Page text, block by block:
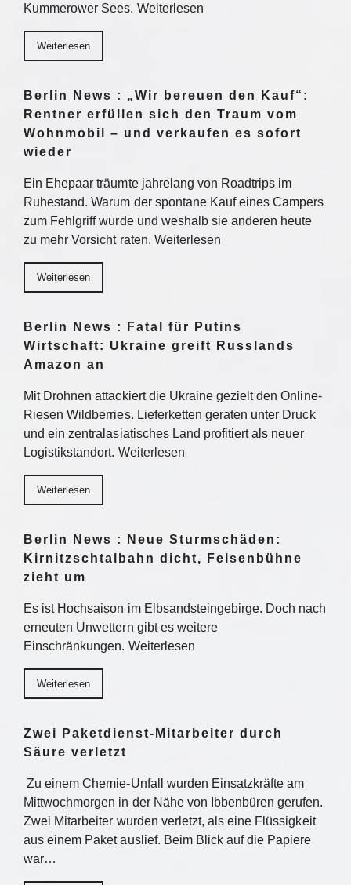
Kummerower Sees. Weiterlesen
Weiterlesen
Berlin News : „Wir bereuen den Kauf“:
Rentner erfüllen sich den Traum vom
Wohnmobil – und verkaufen es sofort
wieder
Ein Ehepaar träumte jahrelang von Roadtrips im
Ruhestand. Warum der spontane Kauf eines Campers
zum Fehlgriff wurde und weshalb sie anderen heute
zu mehr Vorsicht raten. Weiterlesen
Weiterlesen
Berlin News : Fatal für Putins
Wirtschaft: Ukraine greift Russlands
Amazon an
Mit Drohnen attackiert die Ukraine gezielt den Online-
Riesen Wildberries. Lieferketten geraten unter Druck
und ein zentralasiatisches Land profitiert als neuer
Logistikstandort. Weiterlesen
Weiterlesen
Berlin News : Neue Sturmschäden:
Kirnitzschtalbahn dicht, Felsenbühne
zieht um
Es ist Hochsaison im Elbsandsteingebirge. Doch nach
erneuten Unwettern gibt es weitere
Einschränkungen. Weiterlesen
Weiterlesen
Zwei Paketdienst-Mitarbeiter durch
Säure verletzt
Zu einem Chemie-Unfall wurden Einsatzkräfte am
Mittwochmorgen in der Nähe von Ibbenbüren gerufen.
Zwei Mitarbeiter wurden verletzt, als eine Flüssigkeit
aus einem Paket auslief. Beim Blick auf die Papiere
war…